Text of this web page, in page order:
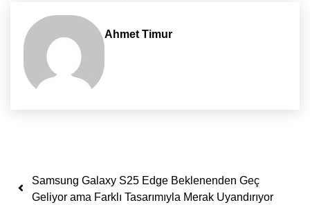
Ahmet Timur
Yazı dolaşımı
Samsung Galaxy S25 Edge Beklenenden Geç
Geliyor ama Farklı Tasarımıyla Merak Uyandırıyor